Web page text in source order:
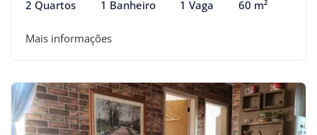
2 Quartos 1 Banheiro 1 Vaga 60 m²
Mais informações